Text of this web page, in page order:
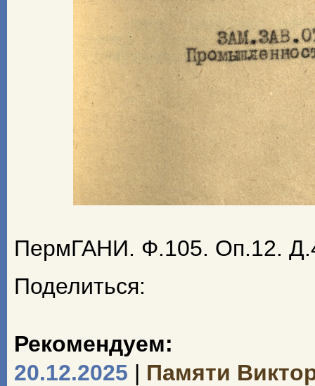
ПермГАНИ. Ф.105. Оп.12.
Поделиться:
Рекомендуем:
20.12.2025 | Памяти